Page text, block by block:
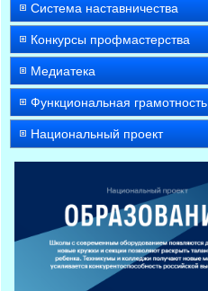
Система наставничества
Конкурсы профмастерства
Медиатека
Функциональная грамотность
Национальный проект